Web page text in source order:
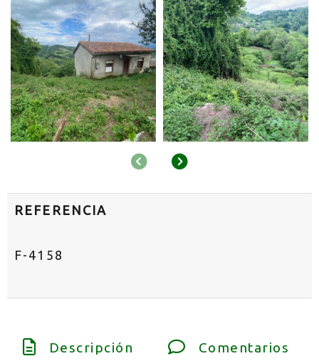
AnteriorSiguiente
REFERENCIA
F-4158
Descripción Comentarios